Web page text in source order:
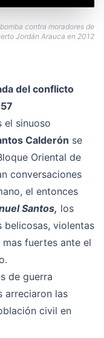
contra moradores de
Jordán Arauca en 2012
del conflicto
sinuoso
Calderón se
Oriental de
conversaciones
el entonces
Santos, los
belicosas, violentas
fuertes ante el
de guerra
arreciaron las
civil en